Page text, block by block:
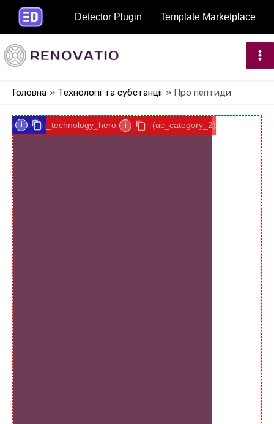
Detector Plugin Template Marketplace
до
вмісту
Головна Технологiї та субстанції Про пептиди
ucaddon_technology_hero i (uc_category_2)
ii